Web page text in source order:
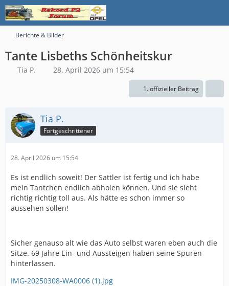
Berichte & Bilder
Tante Lisbeths Schönheitskur
Tia P. 28. April 2026 um 15:54
1. offizieller Beitrag
Tia P.
Fortgeschrittener
28. April 2026 um 15:54
Es ist endlich soweit! Der Sattler ist fertig und ich habe
mein Tantchen endlich abholen können. Und sie sieht
richtig richtig toll aus. Als hätte es schon immer so
aussehen sollen!
Sicher genauso alt wie das Auto selbst waren eben auch die
Sitze. 69 Jahre Ein- und Aussteigen haben seine Spuren
hinterlassen.
IMG-20250308-WA0006 (1).jpg